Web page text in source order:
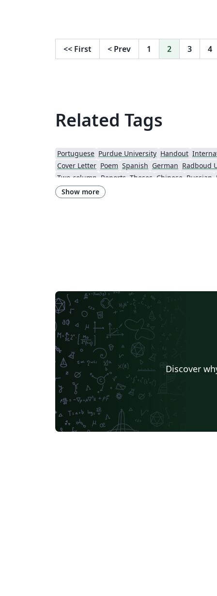
<< First < Prev 1 2 3 4
Related Tags
Portuguese Purdue University Handout
Cover Letter Poem Spanish German Radboud
Two-column Reports Theses Chinese Russian
Show more
Discover